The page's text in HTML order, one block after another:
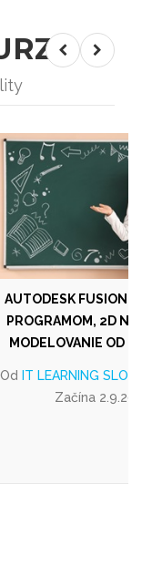
AUTODESK FUSION I.
PROGRAMOM, 2D
MODELOVANIE OD
Od IT LEARNING
Začína